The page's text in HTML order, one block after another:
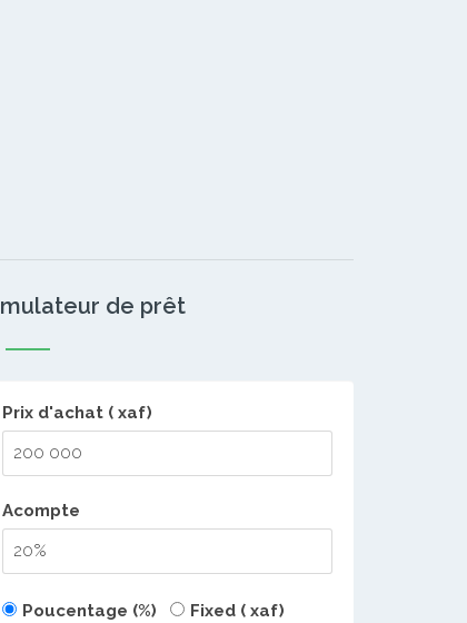
de prêt
Prix d'achat ( xaf)
Acompte
Poucentage (%) Fixed ( xaf)